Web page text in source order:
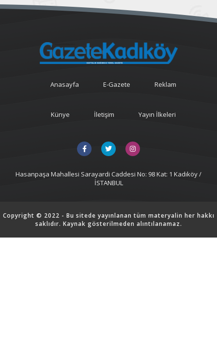
Anasayfa E-Gazete Reklam
Künye İletişim Yayın İlkeleri
Hasanpaşa Mahallesi Sarayardi Caddesi No: 98 Kat: 1 Kadıköy /
İSTANBUL
Copyright © 2022 - Bu sitede yayınlanan tüm materyalin her hakkı
saklıdır. Kaynak gösterilmeden alıntılanamaz.